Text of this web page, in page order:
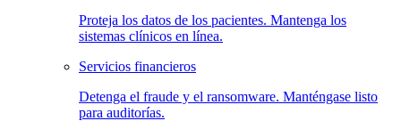
Proteja los datos de los pacientes. Mantenga los
sistemas clínicos en línea.
Servicios financieros
Detenga el fraude y el ransomware. Manténgase listo
para auditorías.